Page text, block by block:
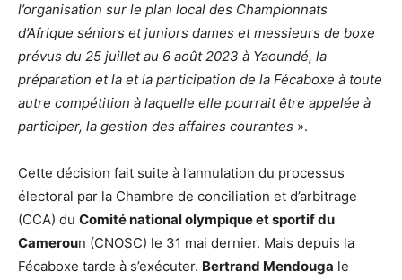
l’organisation sur le plan local des Championnats
d’Afrique séniors et juniors dames et messieurs de boxe
prévus du 25 juillet au 6 août 2023 à Yaoundé, la
préparation et la et la participation de la Fécaboxe à toute
autre compétition à laquelle elle pourrait être appelée à
participer, la gestion des affaires courantes ».
Cette décision fait suite à l’annulation du processus
électoral par la Chambre de conciliation et d’arbitrage
(CCA) du Comité national olympique et sportif du
Cameroun (CNOSC) le 31 mai dernier. Mais depuis la
Fécaboxe tarde à s’exécuter. Bertrand Mendouga le